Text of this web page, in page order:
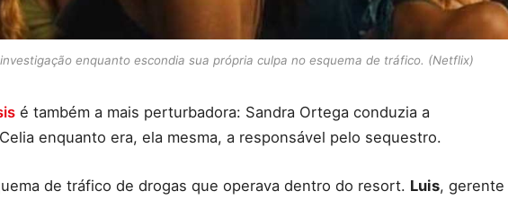
enquanto escondia sua própria culpa no esquema de tráfico. (Netflix)
é também a mais perturbadora: Sandra Ortega conduzia a
enquanto era, ela mesma, a responsável pelo sequestro.
de tráfico de drogas que operava dentro do resort. Luis, gerente